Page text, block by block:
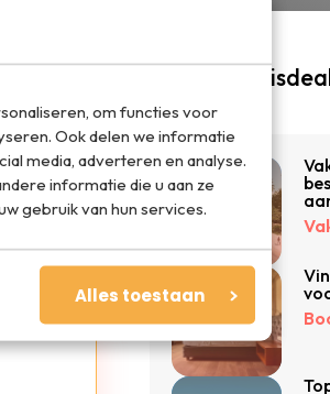
om functies voor
Ook delen we informatie
media, adverteren en analyse.
informatie die u aan ze
gebruik van hun services.
Alles toestaan
De beste
moment